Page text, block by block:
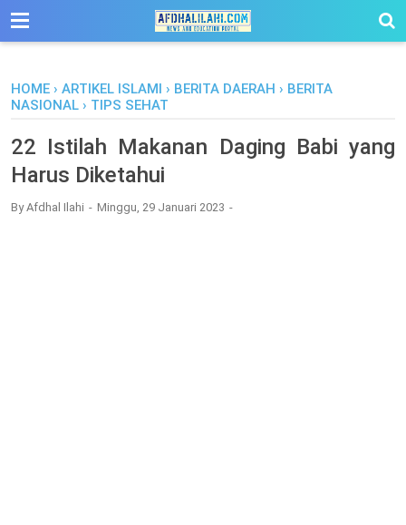
-->
HOME › ARTIKEL ISLAMI › BERITA DAERAH › BERITA
NASIONAL › TIPS SEHAT
22 Istilah Makanan Daging Babi yang
Harus Diketahui
ByAfdhal Ilahi Minggu, 29 Januari 2023